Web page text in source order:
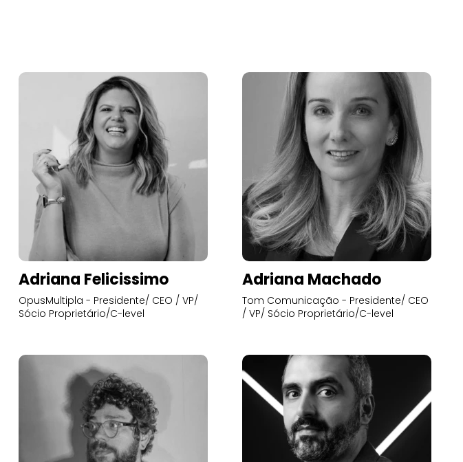
Adriana Felicissimo
OpusMultipla - Presidente/ CEO / VP/
Sócio Proprietário/C-level
Adriana Machado
Tom Comunicação - Presidente/ CEO
/ VP/ Sócio Proprietário/C-level